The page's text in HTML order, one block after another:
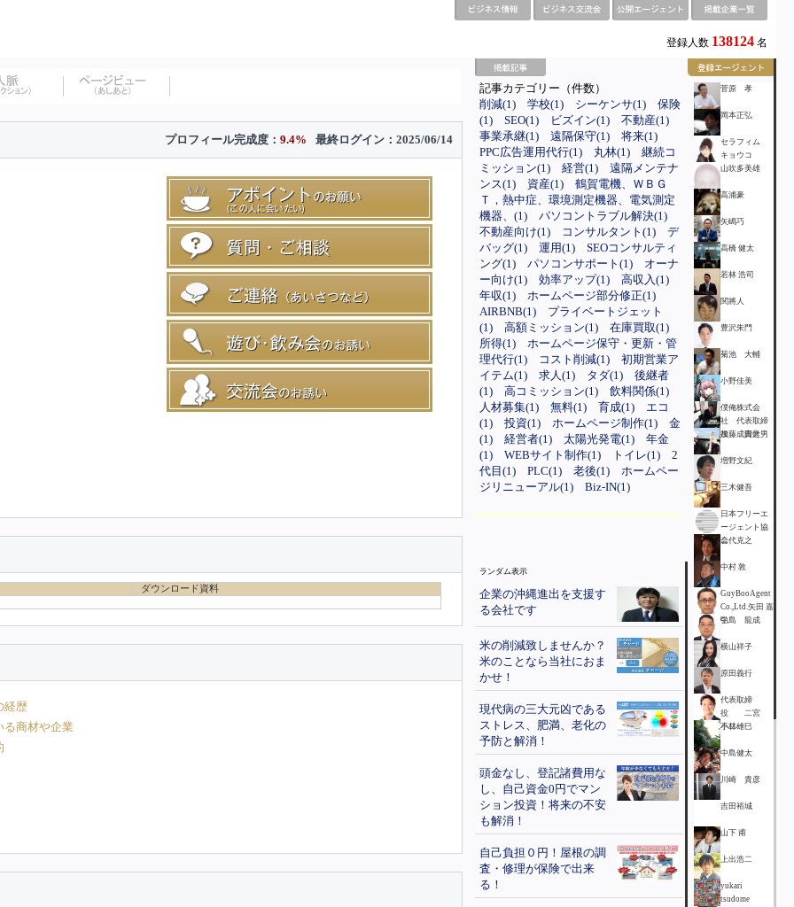
登録人数 138124 名
最終ログイン： 2025/06/14
プロフィール完成度： 9.4%
ダウンロード資料
経歴
る商材や企業
記事カテゴリー（件数）
削減(1)
学校(1) シーケンサ(1)
保険
(1)
SEO(1) ビズイン(1)
不動産(1)
事業承継(1)
遠隔保守(1)
将来(1)
PPC広告運用代行(1)
丸林(1)
継続コ
ミッション(1)
経営(1)
遠隔メンテナ
ンス(1)
資産(1)
鶴賀電機、ＷＢＧ
Ｔ，熱中症、環境測定機器、電気測定
機器、(1)
パソコントラブル解決(1)
不動産向け(1)
コンサルタント(1)
デ
バッグ(1)
運用(1)
SEOコンサルティ
ング(1)
パソコンサポート(1)
オーナ
ー向け(1)
効率アップ(1)
高収入(1)
年収(1)
ホームページ部分修正(1)
AIRBNB(1)
プライベートジェット
(1)
高額ミッション(1)
在庫買取(1)
所得(1)
ホームページ保守・更新・管
理代行(1)
コスト削減(1)
初期営業ア
イテム(1)
求人(1) タダ(1)
後継者
(1)
高コミッション(1)
飲料関係(1)
人材募集(1)
無料(1) 育成(1)
エコ
(1)
投資(1) ホームページ制作(1)
金
(1)
経営者(1) 太陽光発電(1)
年金
(1)
WEBサイト制作(1) トイレ(1)
2
代目(1)
PLC(1) 老後(1)
ホームペー
ジリニューアル(1)
Biz-IN(1)
ランダム表示
企業の沖縄進出を支援す
る会社です
米の削減致しませんか？
米のことなら当社におま
かせ！
現代病の三大元凶である
ストレス、肥満、老化の
予防と解消！
頭金なし、登記諸費用な
し、自己資金0円でマン
ション投資！将来の不安
も解消！
自己負担０円！屋根の調
査・修理が保険で出来
る！
菅原 孝
岡本正弘
セラフィム
キョウコ
山吹多美雄
高浦豪
矢嶋巧
高橋 健太
若林 浩司
関將人
豊沢朱門
菊池 大輔
小野佳美
僕俺株式会
社 代表取締
役 成田幹男
加藤 貴之
増野文紀
三木健吾
日本フリーエ
ージェント協
会
二代克之
中村 敦
GuyBooAgent
Co.,Ltd.矢田 嘉
弘
中島 龍成
横山祥子
原田義行
代表取締
役 二宮
不二雄
小林一巳
中島健太
川崎 貴彦
吉田裕城
山下 甫
上出浩二
yukari
tsudome